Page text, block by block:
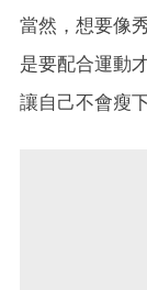
當然，想要像
是要配合運動
讓自己不會瘦